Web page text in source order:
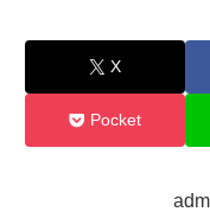
X
Pocket